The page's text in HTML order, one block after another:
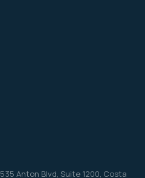
535 Anton Blvd, Suite 1200, Costa